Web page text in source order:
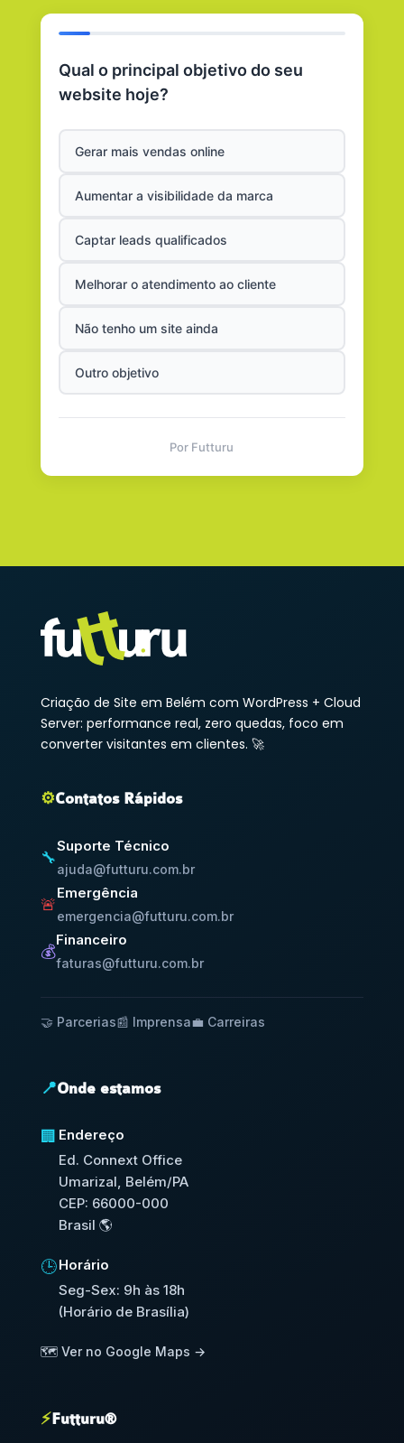
Qual o principal objetivo do seu
website hoje?
Gerar mais vendas online
Aumentar a visibilidade da marca
Captar leads qualificados
Melhorar o atendimento ao cliente
Não tenho um site ainda
Outro objetivo
Por Futturu
Criação de Site em Belém com WordPress + Cloud
Server: performance real, zero quedas, foco em
converter visitantes em clientes. 🚀
⚙️Contatos Rápidos
🔧
Suporte Técnico
ajuda@futturu.com.br
🚨
Emergência
emergencia@futturu.com.br
💰
Financeiro
faturas@futturu.com.br
🤝 Parcerias📰 Imprensa💼 Carreiras
📍Onde estamos
🏢 Endereço
Ed. Connext Office
Umarizal, Belém/PA
CEP: 66000-000
Brasil 🌎
🕒Horário
Seg-Sex: 9h às 18h
(Horário de Brasília)
🗺️ Ver no Google Maps →
⚡Futturu®